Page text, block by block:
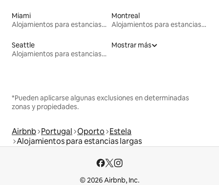
Miami
Alojamientos para estancias largas
Montreal
Alojamientos para estancias largas
Seattle
Alojamientos para estancias largas
Mostrar más
*Pueden aplicarse algunas exclusiones en determinadas
zonas y propiedades.
Airbnb Portugal Oporto Estela
Alojamientos para estancias largas
© 2026 Airbnb, Inc.